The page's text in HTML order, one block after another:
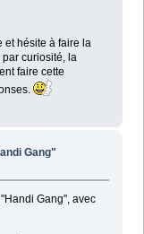
et hésite à faire la
curiosité, la
faire cette
Gang"
Gang", avec